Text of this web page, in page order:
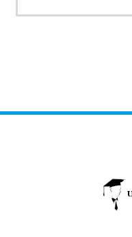
protides, les